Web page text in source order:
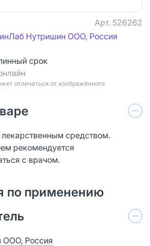
Арт. 526262
Нутришин ООО, Россия
срок
отличаться от изображённого
средством.
рекомендуется
с врачом.
по применению
ООО, Россия